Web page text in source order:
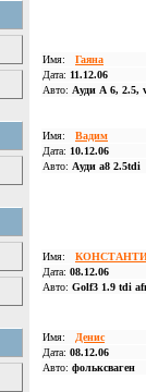
Имя: Гаяна
Дата: 11.12.06
Авто: Ауди А 6, 2.5,
Имя: Вадим
Дата: 10.12.06
Авто: Ауди a8 2.5tdi
Имя:
Дата: 08.12.06
Авто: Golf3 1.9 tdi
Имя: Денис
Дата: 08.12.06
Авто: фольксваген